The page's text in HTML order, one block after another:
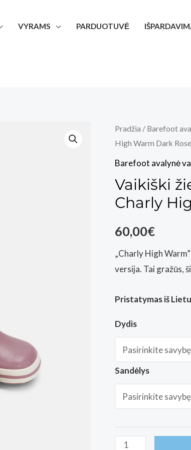
VYRAMS PARDUOTUVĖ
Pradžia / Barefoot
High Warm Dark Rose
Barefoot avalynė
Vaikiški
Charly
60,00€
„Charly High
versija. Tai gražūs,
Pristatymas iš
Dydis
Sandėlys
produkto